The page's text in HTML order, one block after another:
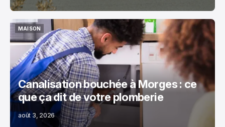
MAISON
MAISON
Canalisation bouchée à Morges : ce
que ça dit de votre plomberie
août 3, 2026